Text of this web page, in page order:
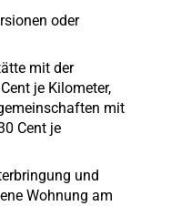
oder
mit der
je Kilometer,
mit
Cent je
und
Wohnung am